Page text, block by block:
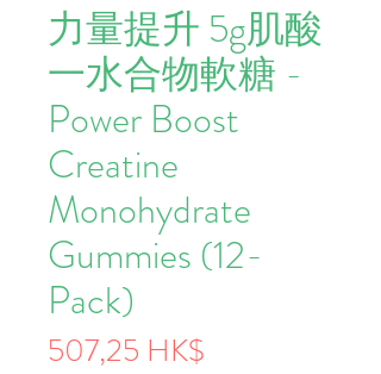
力量提升 5g肌酸
一水合物軟糖 -
Power Boost
Creatine
Monohydrate
Gummies (12-
Pack)
507,25 HK$